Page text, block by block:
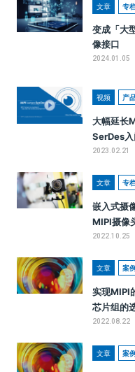
文章 专
变成「大
像接口
2024.01.05
视频 产
大幅延长
SerDes入
2023.02.21
文章 专
嵌入式摄
MIPI摄像
2022.10.25
文章 案
实现MIPI
芯片组的
2022.08.22
文章 案